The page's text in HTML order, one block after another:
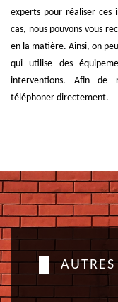
experts pour réaliser ces
cas, nous pouvons vous
en la matière. Ainsi, on
qui utilise des
interventions. Afin de
téléphoner directement.
AUTRES